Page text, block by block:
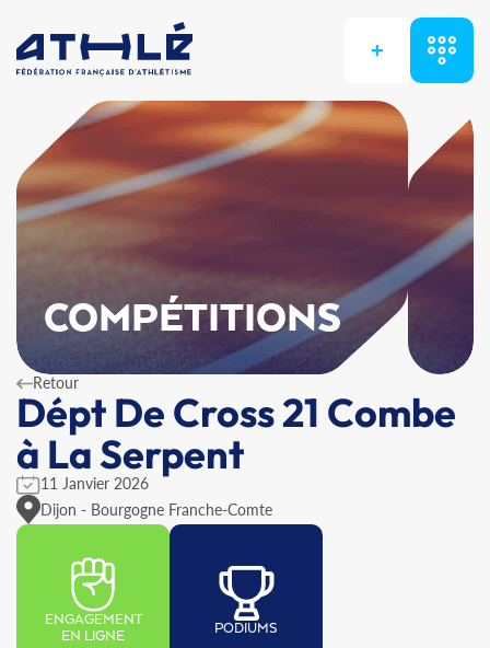
+
COMPÉTITIONS
Retour
Dépt De Cross 21 Combe
à La Serpent
11 Janvier 2026
Dijon - Bourgogne Franche-Comte
ENGAGEMENT
EN LIGNE
PODIUMS